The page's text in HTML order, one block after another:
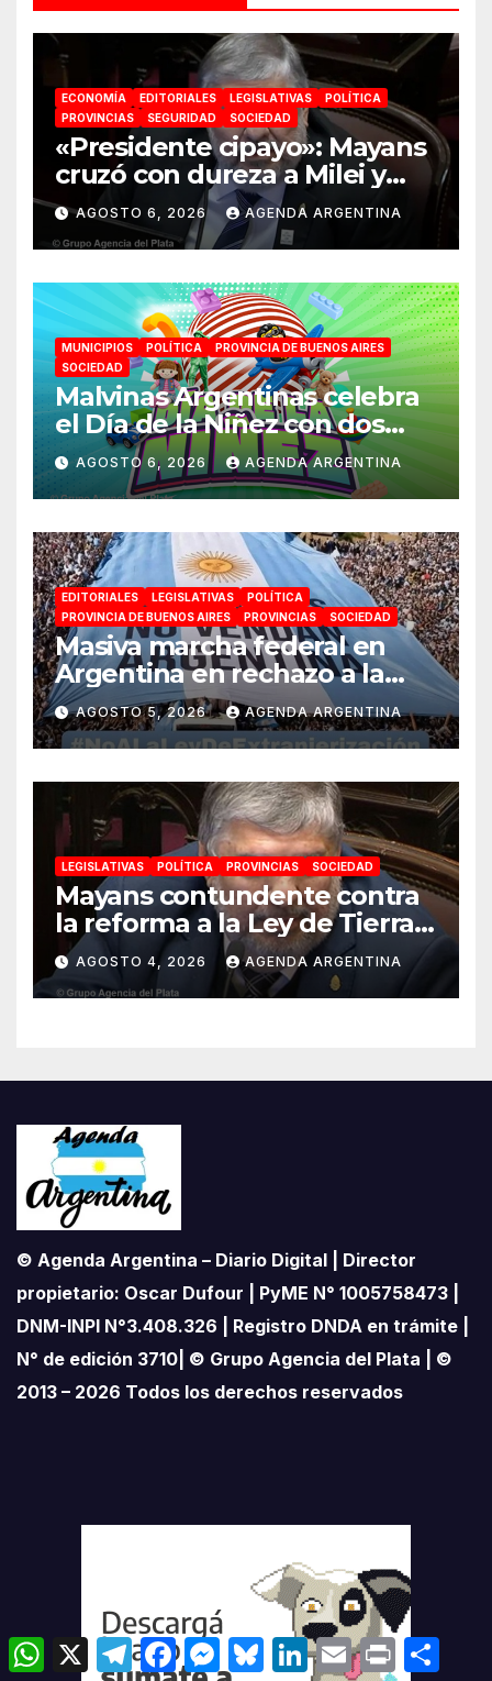
ECONOMÍA EDITORIALES LEGISLATIVAS
POLÍTICA
PROVINCIAS
SEGURIDAD SOCIEDAD
«Presidente cipayo»: Mayans
cruzó con dureza a Milei y
advirtió sobre un juicio
político por traición a la
Patria
AGOSTO 6, 2026 AGENDA ARGENTINA
MUNICIPIOS POLÍTICA
PROVINCIA DE BUENOS AIRES
SOCIEDAD
Malvinas Argentinas celebra
el Día de la Niñez con dos
jornadas de juegos,
espectáculos y actividades
para toda la familia
AGOSTO 6, 2026 AGENDA ARGENTINA
EDITORIALES LEGISLATIVAS
POLÍTICA
PROVINCIA DE BUENOS AIRES
PROVINCIAS SOCIEDAD
Masiva marcha federal en
Argentina en rechazo a la
reforma de la Ley de Tierras
impulsada por Milei: «La
soberanía no se negocia»
AGOSTO 5, 2026 AGENDA ARGENTINA
LEGISLATIVAS POLÍTICA PROVINCIAS SOCIEDAD
Mayans contundente contra
la reforma a la Ley de Tierras:
«Esta ley vende el país»
AGOSTO 4, 2026 AGENDA ARGENTINA
© Agenda Argentina – Diario Digital | Director
propietario: Oscar Dufour | PyME N° 1005758473 |
DNM-INPI N°3.408.326 | Registro DNDA en trámite |
N° de edición 3710| © Grupo Agencia del Plata | ©
2013 – 2026 Todos los derechos reservados
W
X
T
e
F
a
M
e
B
L
i
E
m
P